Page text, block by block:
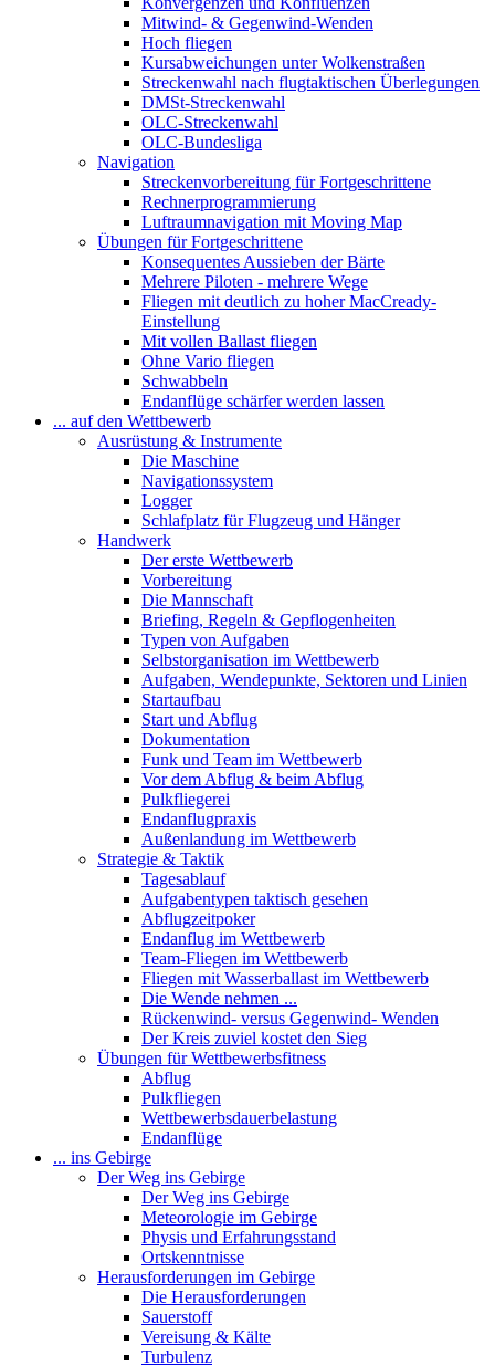
Mitwind- & Gegenwind-Wenden
Hoch fliegen
Kursabweichungen unter Wolkenstraßen
Streckenwahl nach flugtaktischen Überlegungen
DMSt-Streckenwahl
OLC-Streckenwahl
OLC-Bundesliga
Navigation
Streckenvorbereitung für Fortgeschrittene
Rechnerprogrammierung
Luftraumnavigation mit Moving Map
Übungen für Fortgeschrittene
Konsequentes Aussieben der Bärte
Mehrere Piloten - mehrere Wege
Fliegen mit deutlich zu hoher MacCready-
Einstellung
Mit vollen Ballast fliegen
Ohne Vario fliegen
Schwabbeln
Endanflüge schärfer werden lassen
... auf den Wettbewerb
Ausrüstung & Instrumente
Die Maschine
Navigationssystem
Logger
Schlafplatz für Flugzeug und Hänger
Handwerk
Der erste Wettbewerb
Vorbereitung
Die Mannschaft
Briefing, Regeln & Gepflogenheiten
Typen von Aufgaben
Selbstorganisation im Wettbewerb
Aufgaben, Wendepunkte, Sektoren und Linien
Startaufbau
Start und Abflug
Dokumentation
Funk und Team im Wettbewerb
Vor dem Abflug & beim Abflug
Pulkfliegerei
Endanflugpraxis
Außenlandung im Wettbewerb
Strategie & Taktik
Tagesablauf
Aufgabentypen taktisch gesehen
Abflugzeitpoker
Endanflug im Wettbewerb
Team-Fliegen im Wettbewerb
Fliegen mit Wasserballast im Wettbewerb
Die Wende nehmen ...
Rückenwind- versus Gegenwind- Wenden
Der Kreis zuviel kostet den Sieg
Übungen für Wettbewerbsfitness
Abflug
Pulkfliegen
Wettbewerbsdauerbelastung
Endanflüge
... ins Gebirge
Der Weg ins Gebirge
Der Weg ins Gebirge
Meteorologie im Gebirge
Physis und Erfahrungsstand
Ortskenntnisse
Herausforderungen im Gebirge
Die Herausforderungen
Sauerstoff
Vereisung & Kälte
Turbulenz